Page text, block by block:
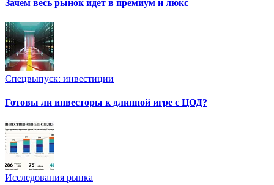
Зачем весь рынок идет в премиум и люкс
Спецвыпуск: инвестиции
Готовы ли инвесторы к длинной игре с ЦОД?
Исследования рынка